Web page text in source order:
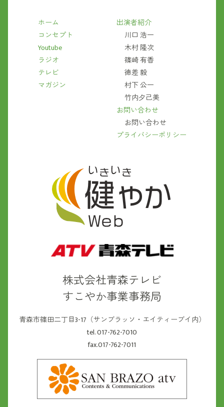
株式会社青森テレビ
すこやか事業事務局
青森市篠田二丁目3-17（サンブラッソ・エイティーブイ内）
tel. 017-762-7010
fax.017-762-7011
ホーム
コンセプト
Youtube
ラジオ
テレビ
マガジン
出演者紹介
川口 浩一
木村 隆次
篠崎 有香
徳差 毅
村下 公一
竹内夕己美
お問い合わせ
お問い合わせ
プライバシーポリシー